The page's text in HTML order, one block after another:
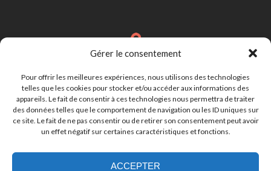
Gérer le consentement
Pour offrir les meilleures expériences, nous utilisons des technologies
telles que les cookies pour stocker et/ou accéder aux informations des
appareils. Le fait de consentir à ces technologies nous permettra de traiter
des données telles que le comportement de navigation ou les ID uniques sur
ce site. Le fait de ne pas consentir ou de retirer son consentement peut avoir
un effet négatif sur certaines caractéristiques et fonctions.
ACCEPTER
Brignais
cynthia.lebastard@gmail.com